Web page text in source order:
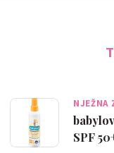
NJEŽNA
SPF